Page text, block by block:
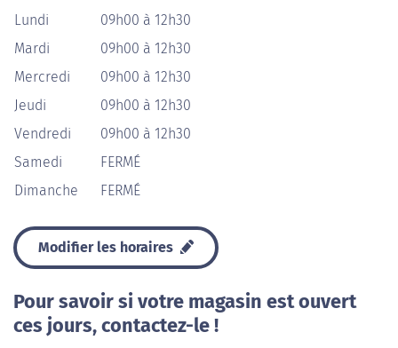
Lundi
09h00 à 12h30
Mardi
09h00 à 12h30
Mercredi
09h00 à 12h30
Jeudi
09h00 à 12h30
Vendredi
09h00 à 12h30
Samedi
FERMÉ
Dimanche
FERMÉ
Modifier les horaires
Pour savoir si votre magasin est ouvert
ces jours, contactez-le !